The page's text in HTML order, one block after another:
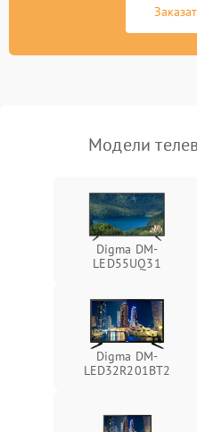
Модели
Digma DM-
LED55UQ31
Digma DM-
LED32R201BT2